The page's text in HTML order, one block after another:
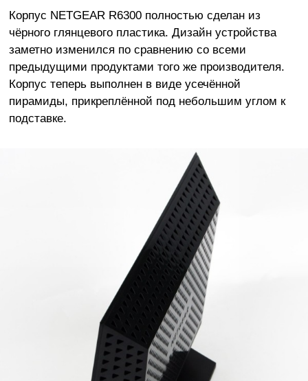
Корпус NETGEAR R6300 полностью сделан из
чёрного глянцевого пластика. Дизайн устройства
заметно изменился по сравнению со всеми
предыдущими продуктами того же производителя.
Корпус теперь выполнен в виде усечённой
пирамиды, прикреплённой под небольшим углом к
подставке.